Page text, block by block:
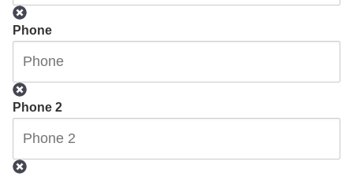
Phone
Phone 2